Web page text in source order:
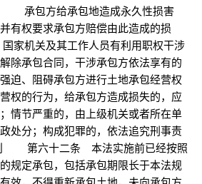
承包方给承包地造成永久性损害
有权要求承包方赔偿由此造成的损
机关及其工作人员有利用职权干涉
除承包合同，干涉承包方依法享有的
迫、阻碍承包方进行土地承包经营权
权的行为，给承包方造成损失的，应
情节严重的，由上级机关或者所在单
处分；构成犯罪的，依法追究刑事责
六十二条 本法实施前已经按照
规定承包，包括承包期限长于本法规